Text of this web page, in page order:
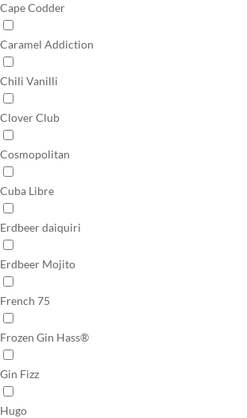
Cape Codder
Caramel Addiction
Chili Vanilli
Clover Club
Cosmopolitan
Cuba Libre
Erdbeer daiquiri
Erdbeer Mojito
French 75
Frozen Gin Hass®
Gin Fizz
Hugo